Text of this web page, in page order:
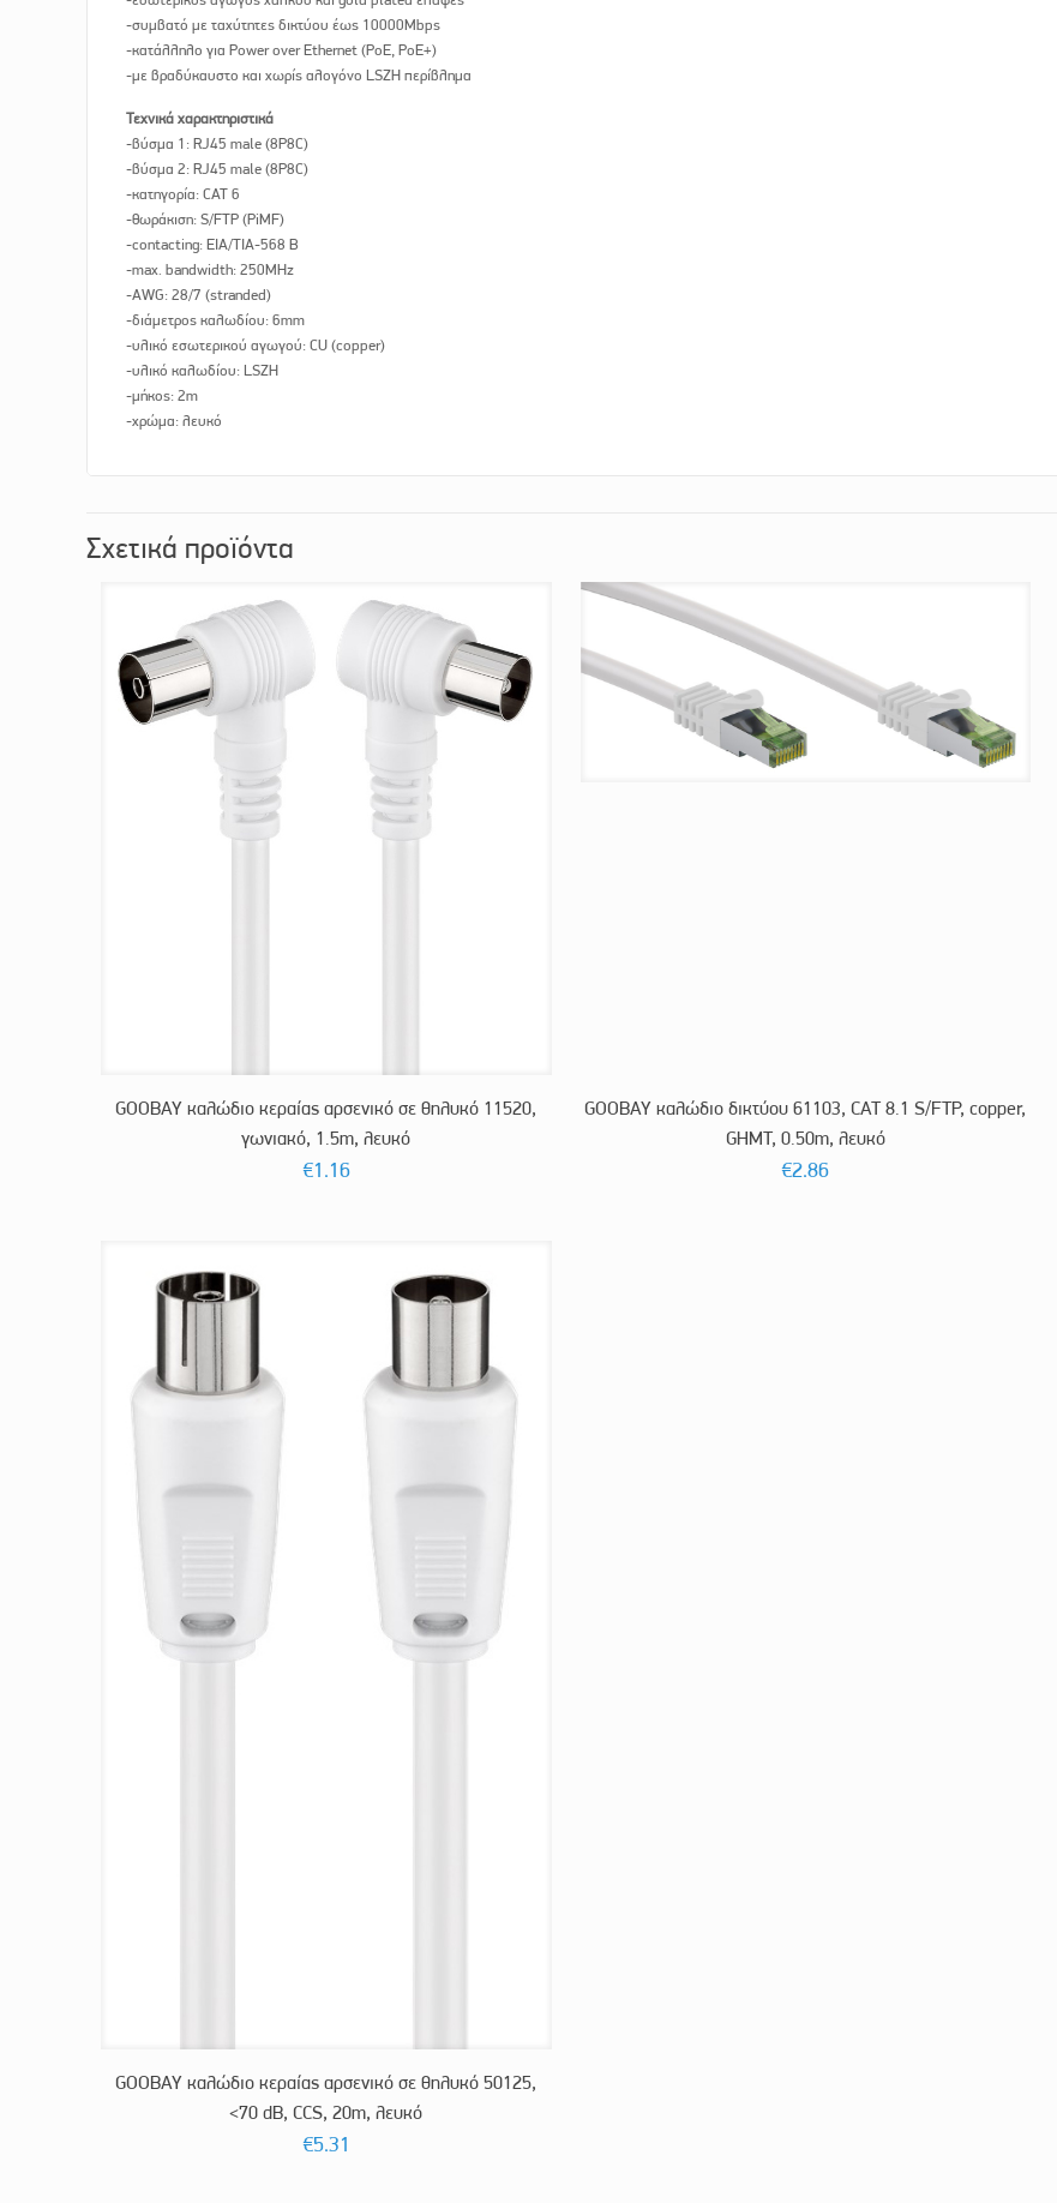
-συμβατό με ταχύτητες δικτύου έως 10000Mbps
-κατάλληλο για Power over Ethernet (PoE, PoE+)
-με βραδύκαυστο και χωρίς αλογόνο LSZH περίβλημα
Τεχνικά χαρακτηριστικά
-βύσμα 1: RJ45 male (8P8C)
-βύσμα 2: RJ45 male (8P8C)
-κατηγορία: CAT 6
-θωράκιση: S/FTP (PiMF)
-contacting: EIA/TIA-568 B
-max. bandwidth: 250MHz
-AWG: 28/7 (stranded)
-διάμετρος καλωδίου: 6mm
-υλικό εσωτερικού αγωγού: CU (copper)
-υλικό καλωδίου: LSZH
-μήκος: 2m
-χρώμα: λευκό
Σχετικά προϊόντα
GOOBAY καλώδιο κεραίας αρσενικό σε θηλυκό 11520,
γωνιακό, 1.5m, λευκό
€1.16
GOOBAY καλώδιο δικτύου 61103, CAT 8.1 S/FTP, copper,
GHMT, 0.50m, λευκό
€2.86
GOOBAY καλώδιο κεραίας αρσενικό σε θηλυκό 50125,
<70 dB, CCS, 20m, λευκό
€5.31